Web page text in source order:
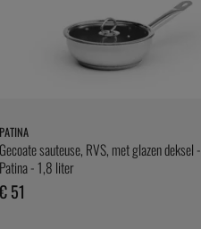
PATINA
Gecoate sauteuse, RVS, met glazen deksel -
Patina - 1,8 liter
€ 51